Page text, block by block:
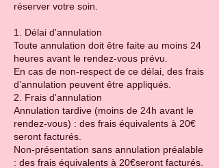
réserver votre soin.
1. Délai d'annulation
Toute annulation doit être faite au moins 24
heures avant le rendez-vous prévu.
En cas de non-respect de ce délai, des frais
d’annulation peuvent être appliqués.
2. Frais d'annulation
Annulation tardive (moins de 24h avant le
rendez-vous) : des frais équivalents à 20€
seront facturés.
Non-présentation sans annulation préalable
: des frais équivalents à 20€seront facturés.